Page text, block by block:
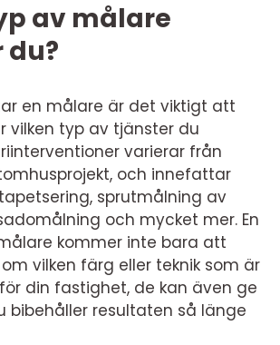
av målare
du?
en målare är det viktigt att
vilken typ av tjänster du
varierar från
och innefattar
sprutmålning av
och mycket mer. En
kommer inte bara att
vilken färg eller teknik som är
din fastighet, de kan även ge
bibehåller resultaten så länge